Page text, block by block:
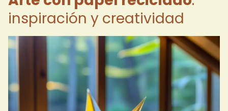
inspiración y creatividad